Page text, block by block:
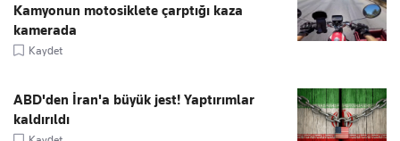
Kamyonun motosiklete çarptığı kaza
kamerada
Kaydet
ABD'den İran'a büyük jest! Yaptırımlar
kaldırıldı